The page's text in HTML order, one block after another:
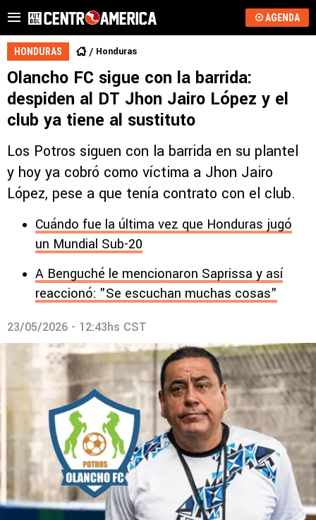
AGENDA
HONDURAS Honduras
Olancho FC sigue con la barrida:
despiden al DT Jhon Jairo López y el
club ya tiene al sustituto
Los Potros siguen con la barrida en su plantel
y hoy ya cobró como víctima a Jhon Jairo
López, pese a que tenía contrato con el club.
Cuándo fue la última vez que Honduras jugó
un Mundial Sub-20
A Benguché le mencionaron Saprissa y así
reaccionó: "Se escuchan muchas cosas"
23/05/2026 - 12:43hs CST